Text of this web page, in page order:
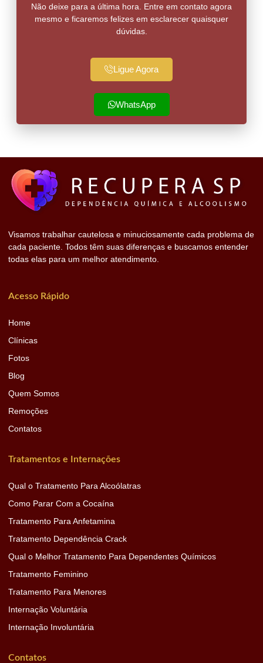
Não deixe para a última hora. Entre em contato agora
mesmo e ficaremos felizes em esclarecer quaisquer
dúvidas.
Ligue Agora
WhatsApp
Visamos trabalhar cautelosa e minuciosamente cada problema de
cada paciente. Todos têm suas diferenças e buscamos entender
todas elas para um melhor atendimento.
Acesso Rápido
Home
Clínicas
Fotos
Blog
Quem Somos
Remoções
Contatos
Tratamentos e Internações
Qual o Tratamento Para Alcoólatras
Como Parar Com a Cocaína
Tratamento Para Anfetamina
Tratamento Dependência Crack
Qual o Melhor Tratamento Para Dependentes Químicos
Tratamento Feminino
Tratamento Para Menores
Internação Voluntária
Internação Involuntária
Contatos